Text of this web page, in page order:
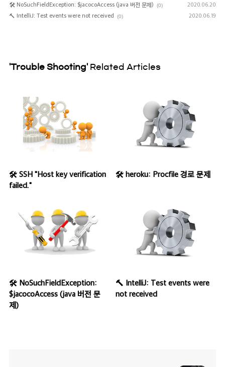
🛠 NoSuchFieldException: $jacocoAccess (java 버전 문제) (0) 2020.06.20
🔨 IntelliJ: Test events were not received (0) 2020.06.19
'Trouble Shooting' Related Articles
🛠 SSH "Host key verification
failed."
🛠 heroku: Procfile 경로 문제
🛠 NoSuchFieldException:
$jacocoAccess (java 버전 문
제)
🔨 IntelliJ: Test events were
not received